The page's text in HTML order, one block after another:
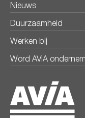
Nieuws
Duurzaamheid
Werken bij
Word AVIA